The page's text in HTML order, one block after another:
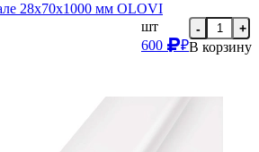
28х70х1000 мм OLOVI
шт
600
₽
- +
В корзину